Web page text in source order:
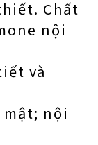
Chất
nội
và
nội